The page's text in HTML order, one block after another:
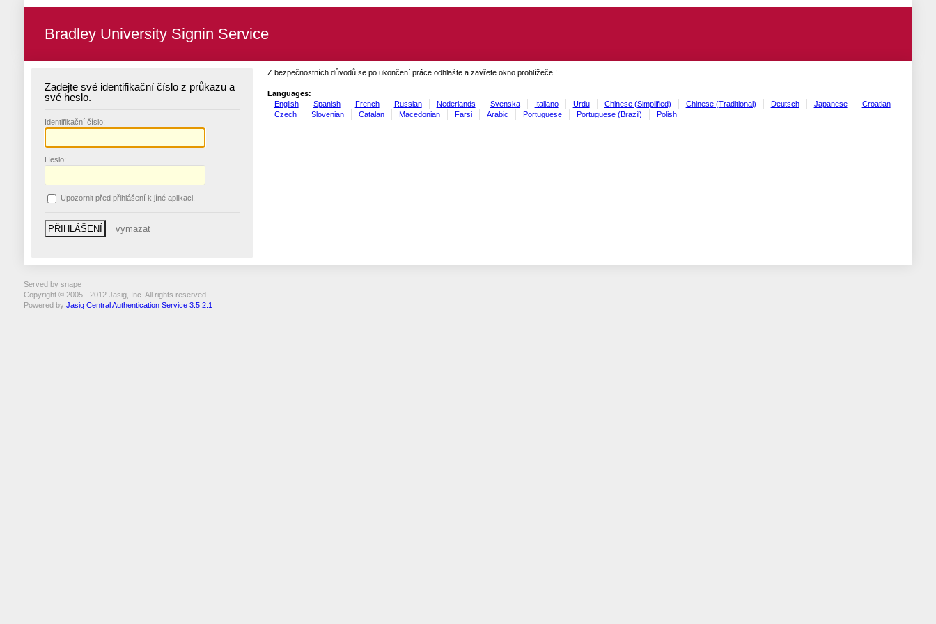
Bradley University Signin Service
Zadejte své identifikační číslo z průkazu a
své heslo.
Identifikační číslo:
Heslo:
Upozornit před přihlášení k jíné aplikaci.
Z bezpečnostních důvodů se po ukončení práce odhlašte a zavřete okno prohlížeče !
Languages:
English
Spanish French Russian Nederlands Svenska Italiano Urdu Chinese (Simplified) Chinese (Traditional) Deutsch Japanese
Croatian
Czech
Slovenian Catalan Macedonian Farsi Arabic Portuguese Portuguese (Brazil) Polish
Served by snape
Copyright © 2005 - 2012 Jasig, Inc. All rights reserved.
Powered by Jasig Central Authentication Service 3.5.2.1